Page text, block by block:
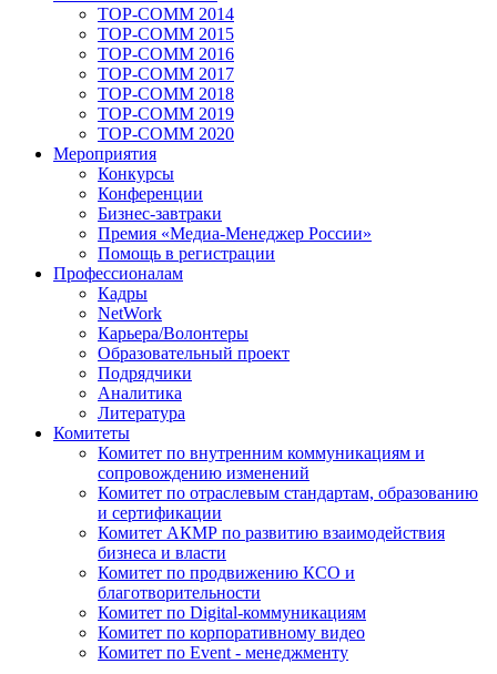
TOP-COMM 2014
TOP-COMM 2015
TOP-COMM 2016
TOP-COMM 2017
TOP-COMM 2018
TOP-COMM 2019
TOP-COMM 2020
Мероприятия
Конкурсы
Конференции
Бизнес-завтраки
Премия «Медиа-Менеджер России»
Помощь в регистрации
Профессионалам
Кадры
NetWork
Карьера/Волонтеры
Образовательный проект
Подрядчики
Аналитика
Литература
Комитеты
Комитет по внутренним коммуникациям и
сопровождению изменений
Комитет по отраслевым стандартам, образованию
и сертификации
Комитет АКМР по развитию взаимодействия
бизнеса и власти
Комитет по продвижению КСО и
благотворительности
Комитет по Digital-коммуникациям
Комитет по корпоративному видео
Комитет по Event - менеджменту